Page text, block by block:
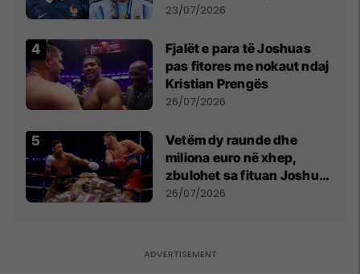
Botës, Messi mbetet i dyti
23/07/2026
Fjalët e para të Joshuas
pas fitores me nokaut ndaj
Kristian Prengës
26/07/2026
Vetëm dy raunde dhe
miliona euro në xhep,
zbulohet sa fituan Joshua
e Prenga
26/07/2026